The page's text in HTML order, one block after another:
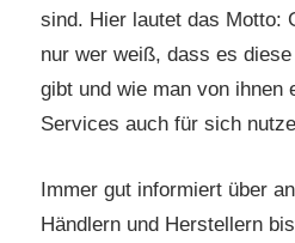
sind. Hier lautet das Motto:
nur wer weiß, dass es
gibt und wie man von ihnen
Services auch für sich
Immer gut informiert über
Händlern und Herstellern